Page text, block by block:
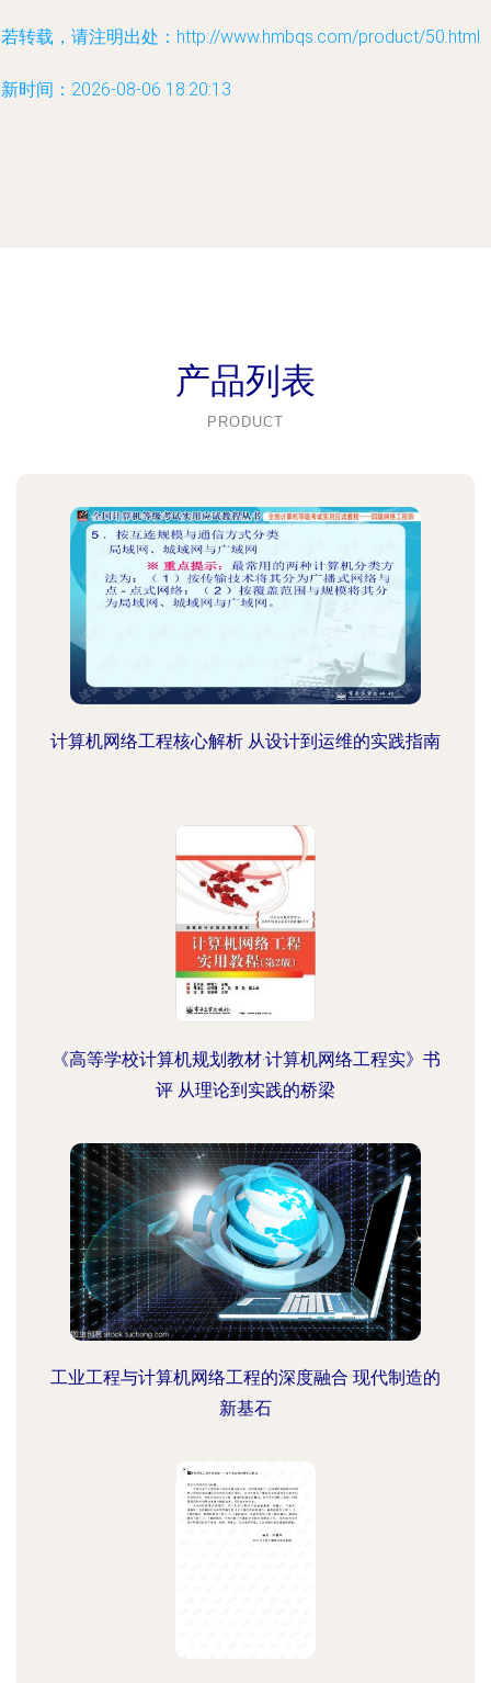
转载，请注明出处：http://www.hmbqs.com/product/50.html
时间：2026-08-06 18:20:13
产品列表
PRODUCT
计算机网络工程核心解析 从设计到运维的实践指南
《高等学校计算机规划教材·计算机网络工程实》书
评 从理论到实践的桥梁
工业工程与计算机网络工程的深度融合 现代制造的
新基石